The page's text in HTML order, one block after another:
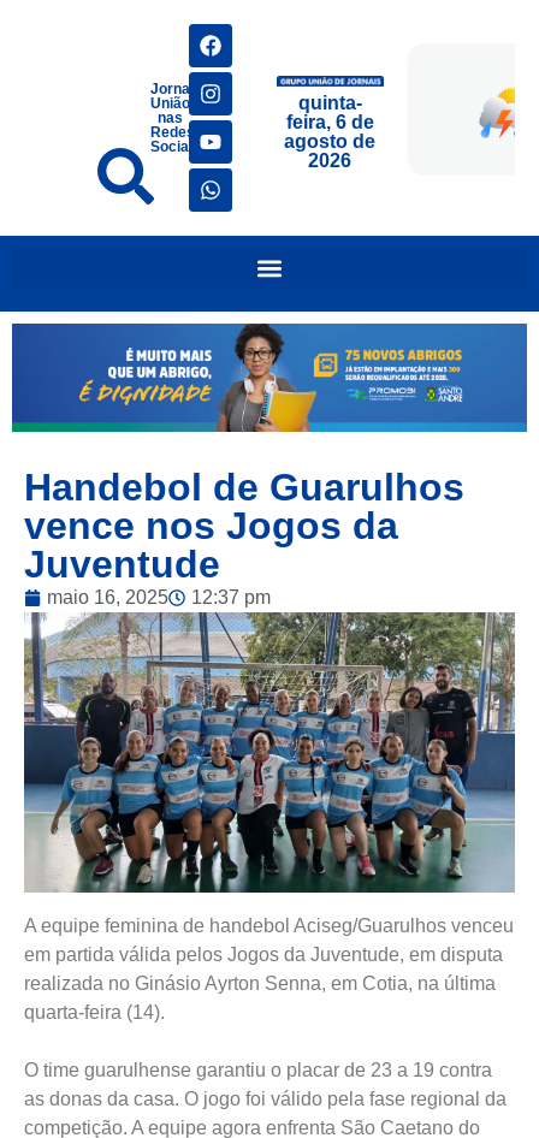
Jornais
União
nas
Redes
Sociais
quinta-
feira, 6 de
agosto de
2026
Handebol de Guarulhos
vence nos Jogos da
Juventude
maio 16, 2025 12:37 pm
A equipe feminina de handebol Aciseg/Guarulhos venceu
em partida válida pelos Jogos da Juventude, em disputa
realizada no Ginásio Ayrton Senna, em Cotia, na última
quarta-feira (14).
O time guarulhense garantiu o placar de 23 a 19 contra
as donas da casa. O jogo foi válido pela fase regional da
competição. A equipe agora enfrenta São Caetano do